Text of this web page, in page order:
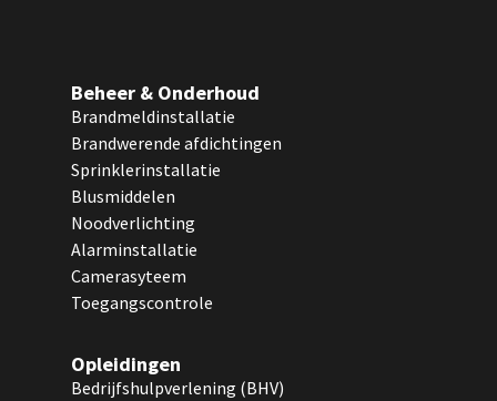
Beheer & Onderhoud
Brandmeldinstallatie
Brandwerende afdichtingen
Sprinklerinstallatie
Blusmiddelen
Noodverlichting
Alarminstallatie
Camerasyteem
Toegangscontrole
Opleidingen
Bedrijfshulpverlening (BHV)